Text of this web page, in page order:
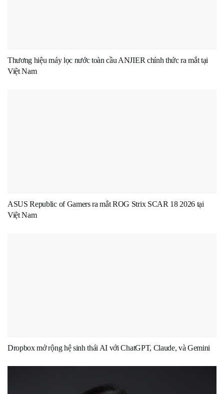
Thương hiệu máy lọc nước toàn cầu ANJIER chính thức ra mắt tại
Việt Nam
ASUS Republic of Gamers ra mắt ROG Strix SCAR 18 2026 tại
Việt Nam
Dropbox mở rộng hệ sinh thái AI với ChatGPT, Claude, và Gemini